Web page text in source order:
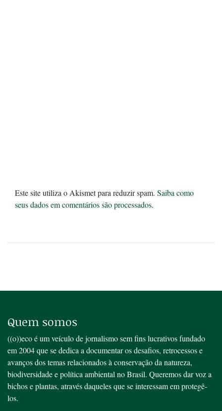
Este site utiliza o Akismet para reduzir spam. Saiba como
seus dados em comentários são processados.
Quem somos
((o))eco é um veículo de jornalismo sem fins lucrativos fundado
em 2004 que se dedica a documentar os desafios, retrocessos e
avanços dos temas relacionados à conservação da natureza,
biodiversidade e política ambiental no Brasil. Queremos dar voz a
bichos e plantas, através daqueles que se interessam em protegê-
los.